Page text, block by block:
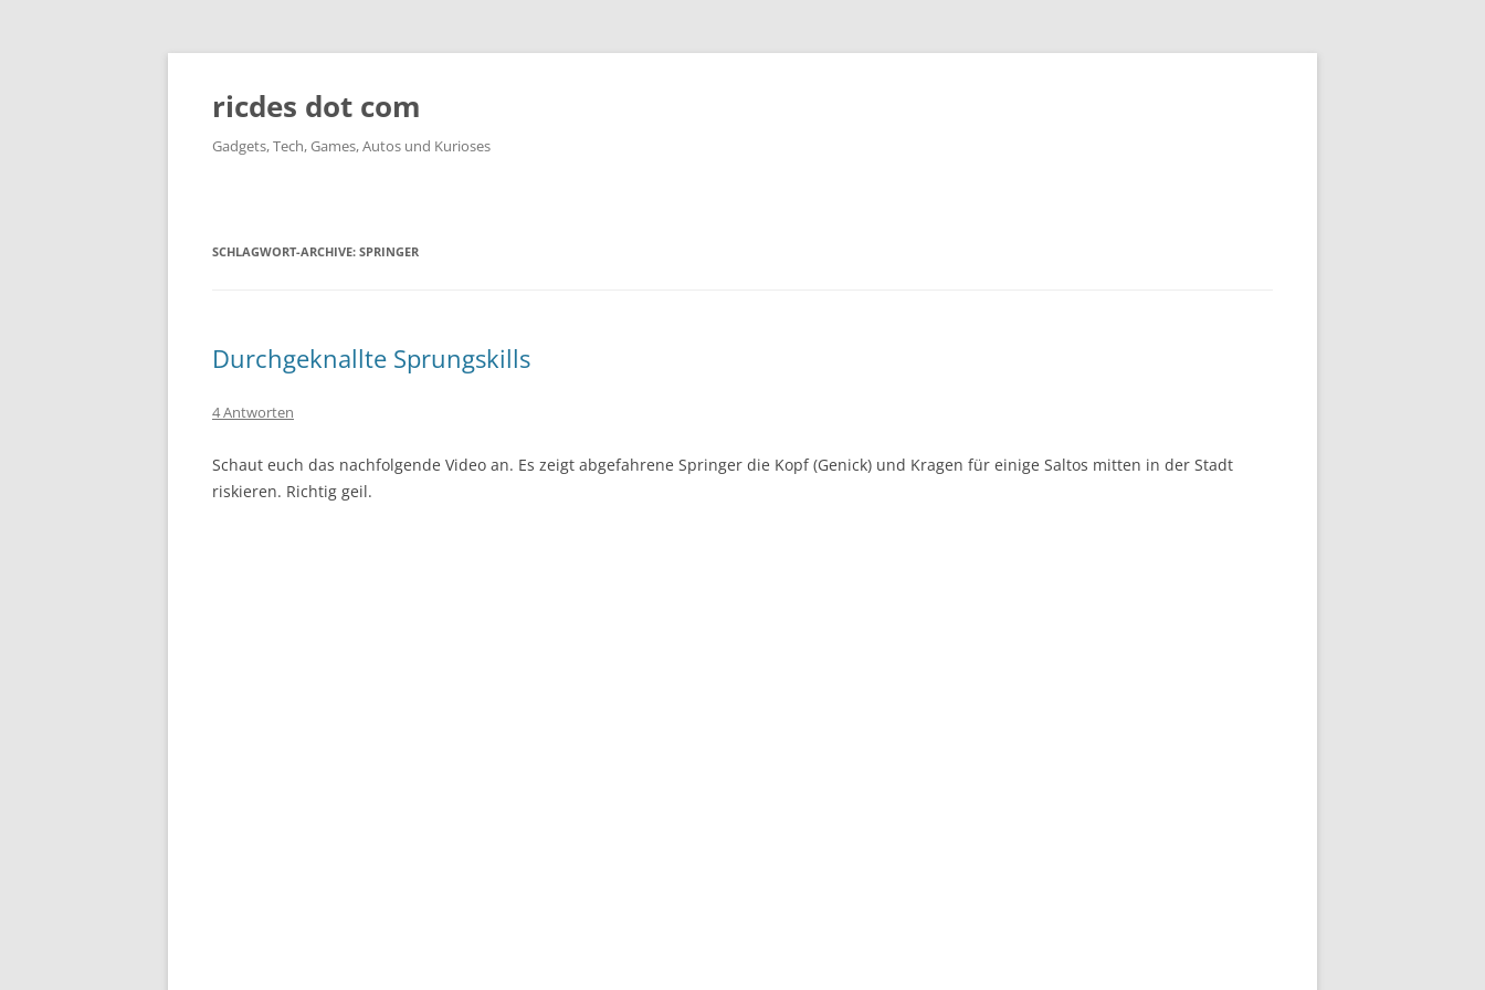
ricdes dot com
Gadgets, Tech, Games, Autos und Kurioses
SCHLAGWORT-ARCHIVE: SPRINGER
Durchgeknallte Sprungskills
4 Antworten
Schaut euch das nachfolgende Video an. Es zeigt abgefahrene Springer die Kopf (Genick) und Kragen für einige Saltos mitten in der Stadt
riskieren. Richtig geil.